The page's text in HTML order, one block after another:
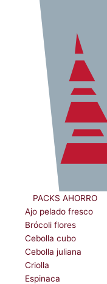
ﾠPACKS AHORRO
Ajo pelado fresco
Brócoli flores
Cebolla cubo
Cebolla juliana
Criolla
Espinaca